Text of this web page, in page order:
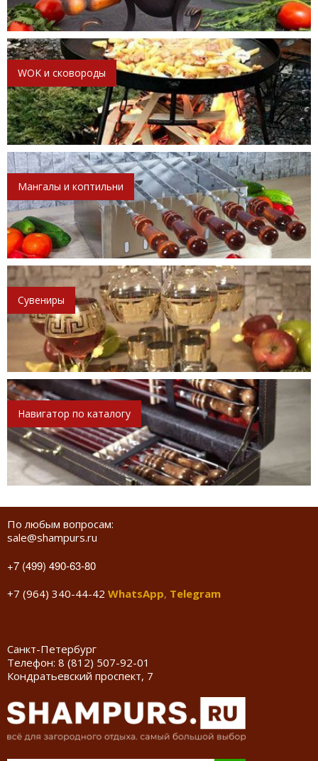
WOK и сковороды
Мангалы и коптильни
Сувениры
Навигатор по каталогу
По любым вопросам:
sale@shampurs.ru
+7 (499) 490-63-80
+7 (964) 340-44-42 WhatsApp, Telegram
Санкт-Петербург
Телефон: 8 (812) 507-92-01
Кондратьевский проспект, 7